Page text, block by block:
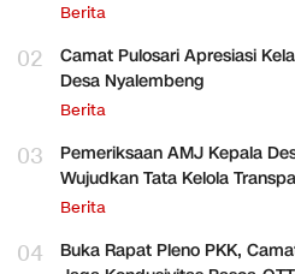
Berita
02
Camat Pulosari Apresiasi
Desa Nyalembeng
Berita
03
Pemeriksaan AMJ Kepala
Wujudkan Tata Kelola
Berita
04
Buka Rapat Pleno PKK,